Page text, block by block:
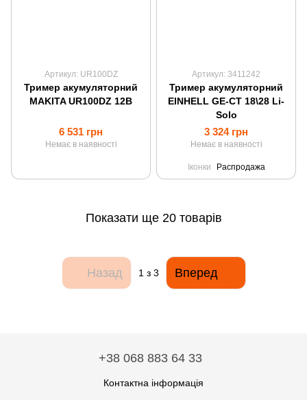
Артикул: UR100DZ
Тример акумуляторний
MAKITA UR100DZ 12В
6 531 грн
Немає в наявності
Артикул: 3411242
Тример акумуляторний
EINHELL GE-CT 18\28 Li-
Solo
3 324 грн
Немає в наявності
Іконки Распродажа
Показати ще 20 товарів
Назад 1 з 3 Вперед
+38 068 883 64 33
Контактна інформація